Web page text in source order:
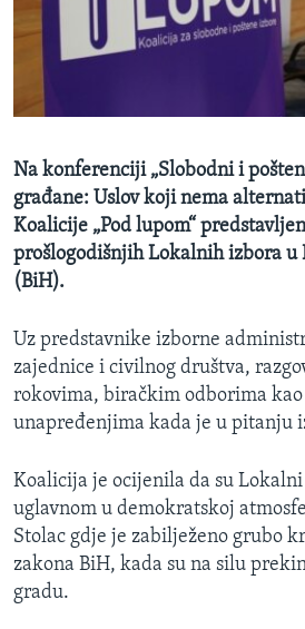
MAGAZIN
O GLASU AMERIKE
Learning English
PRATITE NAS
Jezici
Na konferenciji „Slobodni i
građane: Uslov koji nema
Koalicije „Pod lupom“
prošlogodišnjih Lokalnih izbora u
(BiH).
Uz predstavnike izborne
zajednice i civilnog društva,
rokovima, biračkim odborima
unapređenjima kada je u pitanju
Koalicija je ocijenila da su
uglavnom u demokratskoj
Stolac gdje je zabilježeno grubo
zakona BiH, kada su na silu
gradu.